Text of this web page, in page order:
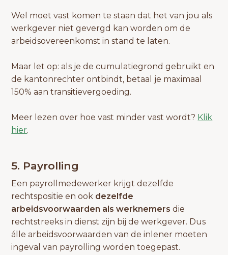
Wel moet vast komen te staan dat het van jou als
werkgever niet gevergd kan worden om de
arbeidsovereenkomst in stand te laten.
Maar let op: als je de cumulatiegrond gebruikt en
de kantonrechter ontbindt, betaal je maximaal
150% aan transitievergoeding.
Meer lezen over hoe vast minder vast wordt? Klik
hier.
5. Payrolling
Een payrollmedewerker krijgt dezelfde
rechtspositie en ook dezelfde
arbeidsvoorwaarden als werknemers die
rechtstreeks in dienst zijn bij de werkgever. Dus
álle arbeidsvoorwaarden van de inlener moeten
ingeval van payrolling worden toegepast.